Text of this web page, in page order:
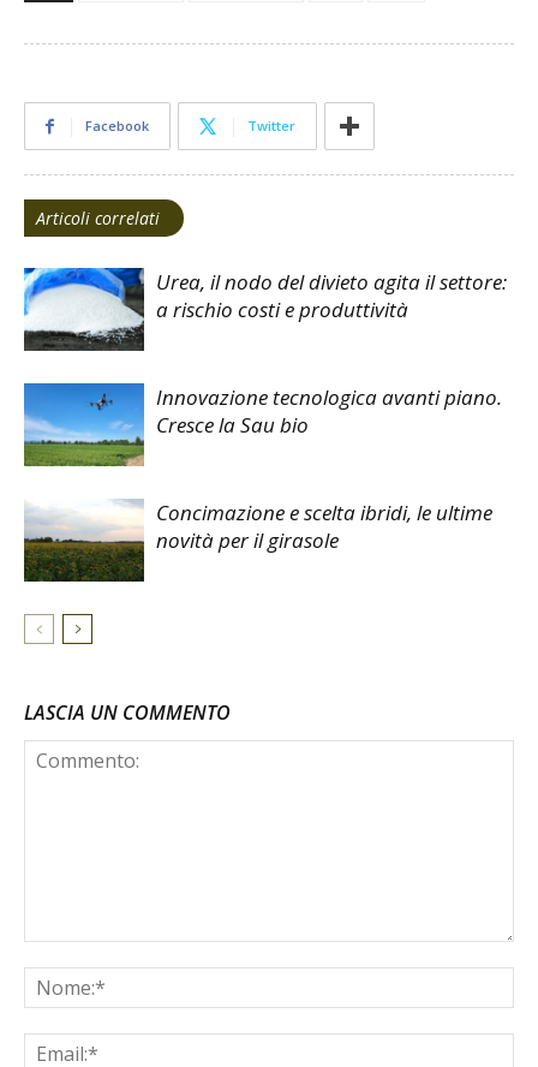
Facebook Twitter
Articoli correlati
Urea, il nodo del divieto agita il settore:
a rischio costi e produttività
Innovazione tecnologica avanti piano.
Cresce la Sau bio
Concimazione e scelta ibridi, le ultime
novità per il girasole
LASCIA UN COMMENTO